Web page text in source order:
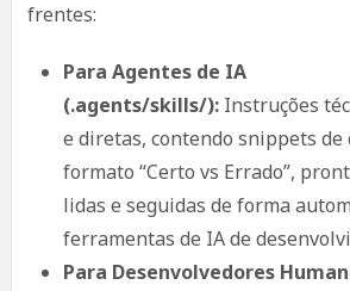
frentes:
Para Agentes de IA
(.agents/skills/):Instruções
e diretas, contendo snippets de
formato “Certo vs Errado”,
lidas e seguidas de forma
ferramentas de IA de
Para Desenvolvedores